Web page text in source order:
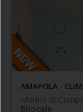
AMAPOLA -
Marina di
Bilocale
residenziale
passi dal
complesso
angolo cottura
divano letto
finestrato